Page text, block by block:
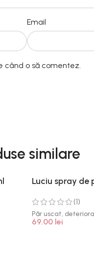
Email
când o să comentez.
similare
Luciu spray de
(1)
Păr uscat,
69.00 lei